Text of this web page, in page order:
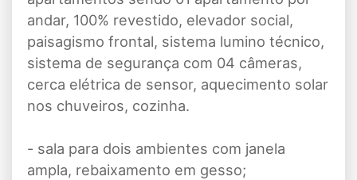
andar, 100% revestido, elevador social,
paisagismo frontal, sistema lumino técnico,
sistema de segurança com 04 câmeras,
cerca elétrica de sensor, aquecimento solar
nos chuveiros, cozinha.
- sala para dois ambientes com janela
ampla, rebaixamento em gesso;